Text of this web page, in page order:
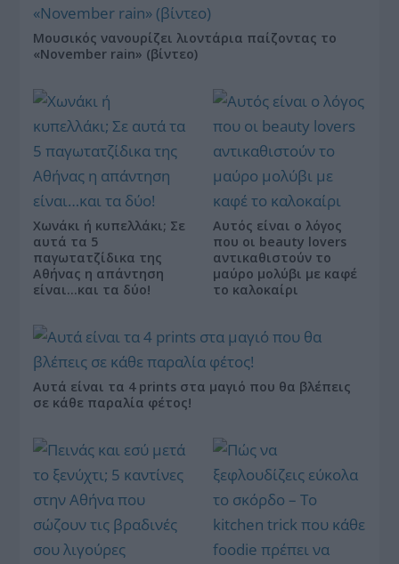
Μουσικός νανουρίζει λιοντάρια παίζοντας το
«November rain» (βίντεο)
Χωνάκι ή κυπελλάκι; Σε
αυτά τα 5
παγωτατζίδικα της
Αθήνας η απάντηση
είναι…και τα δύο!
Αυτός είναι ο λόγος
που οι beauty lovers
αντικαθιστούν το
μαύρο μολύβι με καφέ
το καλοκαίρι
Αυτά είναι τα 4 prints στα μαγιό που θα βλέπεις
σε κάθε παραλία φέτος!